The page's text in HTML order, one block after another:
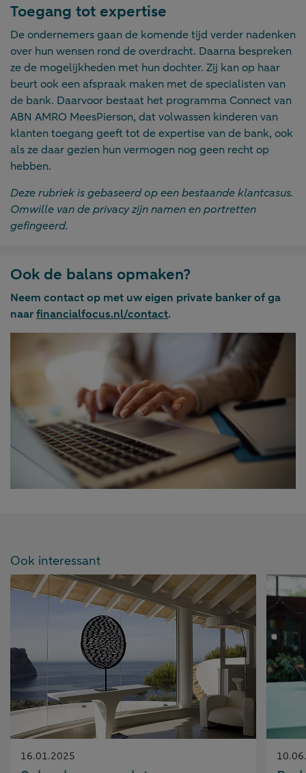
Toegang tot expertise
De ondernemers gaan de komende tijd verder nadenken
over hun wensen rond de overdracht. Daarna bespreken
ze de mogelijkheden met hun dochter. Zij kan op haar
beurt ook een afspraak maken met de specialisten van
de bank. Daarvoor bestaat het programma Connect van
ABN AMRO MeesPierson, dat volwassen kinderen van
klanten toegang geeft tot de expertise van de bank, ook
als ze daar gezien hun vermogen nog geen recht op
hebben.
Deze rubriek is gebaseerd op een bestaande klantcasus.
Omwille van de privacy zijn namen en portretten
gefingeerd.
Ook de balans opmaken?
Neem contact op met uw eigen private banker of ga
naarfinancialfocus.nl/contact.
Ook interessant
Gepubliceerd
op:
16.01.2025
op: